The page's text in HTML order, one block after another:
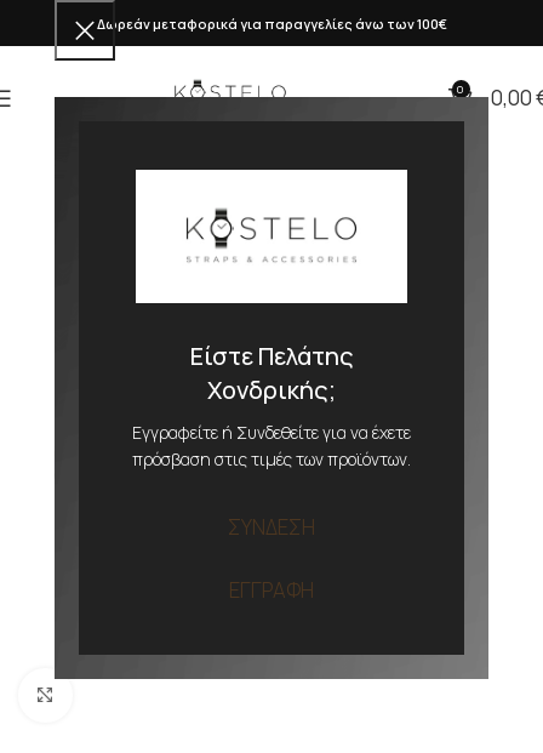
Είστε Πελάτης
Χονδρικής;
Εγγραφείτε ή Συνδεθείτε για να έχετε
πρόσβαση στις τιμές των προϊόντων.
ΣΥΝΔΕΣΗ
ΕΓΓΡΑΦΗ
Δωρεάν μεταφορικά για παραγγελίες άνω των 100€
0 0,00